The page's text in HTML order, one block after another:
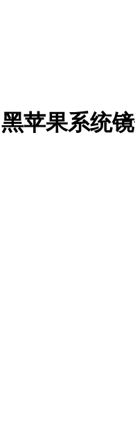
黑苹果系统